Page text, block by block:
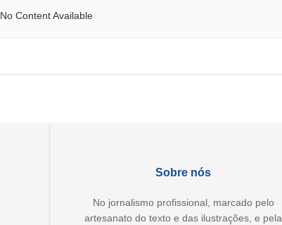
No Content Available
Sobre nós
No jornalismo profissional, marcado pelo
artesanato do texto e das ilustrações, e pela